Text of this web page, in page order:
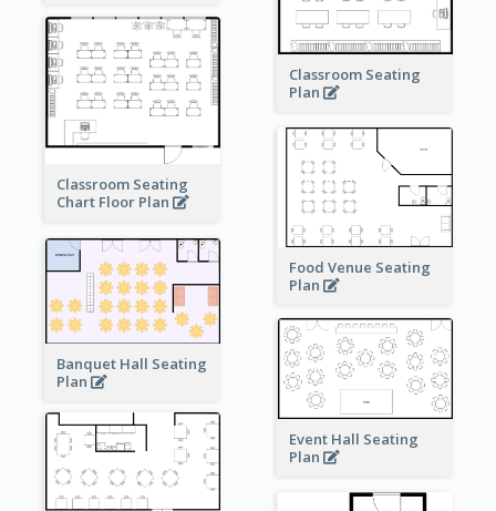
Classroom Seating
Plan
Classroom Seating
Chart Floor Plan
Food Venue Seating
Plan
Banquet Hall Seating
Plan
Event Hall Seating
Plan